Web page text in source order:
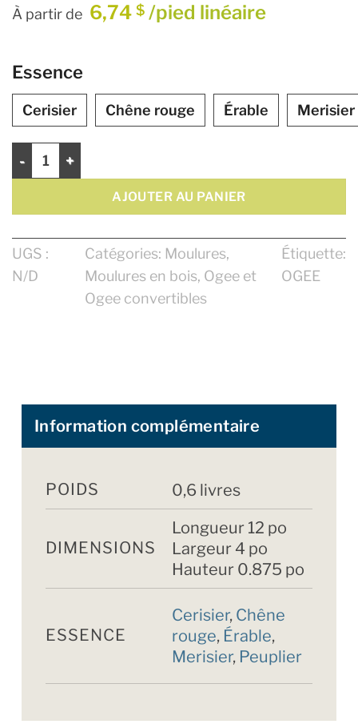
À partir de 6,74 $ /pied linéaire
Essence
Cerisier Chêne rouge Érable Merisier
AJOUTER AU PANIER
UGS :
N/D
Catégories: Moulures,
Moulures en bois, Ogee et
Ogee convertibles
Étiquette:
OGEE
Information complémentaire
POIDS 0,6 livres
DIMENSIONS
Longueur 12 po
Largeur 4 po
Hauteur 0.875 po
ESSENCE
Cerisier, Chêne
rouge, Érable,
Merisier, Peuplier